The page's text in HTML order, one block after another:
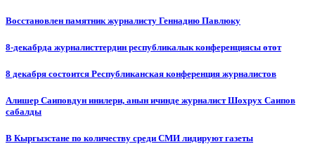
Восстановлен памятник журналисту Геннадию Павлюку
8-декабрда журналисттердин республикалык конференциясы өтөт
8 декабря состоится Республиканская конференция журналистов
Алишер Саиповдун инилери, анын ичинде журналист Шохрух Саипов
сабалды
В Кыргызстане по количеству среди СМИ лидируют газеты